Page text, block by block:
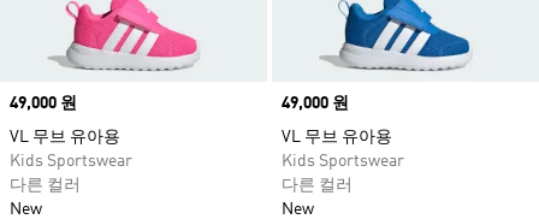
Price
49,000 원
VL 무브 유아용
Kids Sportswear
다른 컬러
New
Price
49,000 원
VL 무브 유아용
Kids Sportswear
다른 컬러
New